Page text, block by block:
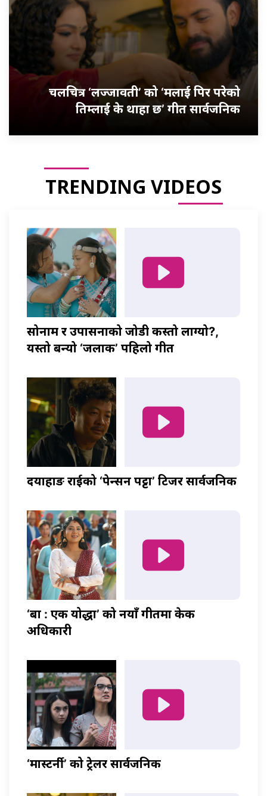
चलचित्र ‘लज्जावती’ को ‘मलाई पिर परेको
तिम्लाई के थाहा छ’ गीत सार्वजनिक
TRENDING VIDEOS
सोनाम र उपासनाको जोडी कस्तो लाग्यो?,
यस्तो बन्यो ‘जलाकी’ पहिलो गीत
दयाहाङ राईको ‘पेन्सन पट्टा’ टिजर सार्वजनिक
‘बा : एक योद्धा’ को नयाँ गीतमा केकी
अधिकारी
‘मास्टर्नी’ को ट्रेलर सार्वजनिक